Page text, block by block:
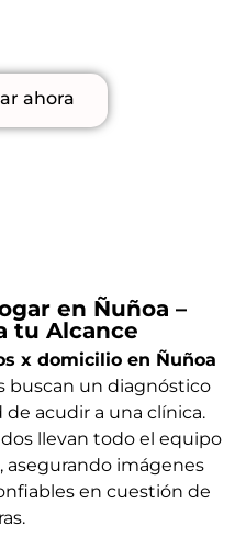
ahora
en Ñuñoa –
tu Alcance
x domicilio en Ñuñoa
buscan un diagnóstico
acudir a una clínica.
llevan todo el equipo
asegurando imágenes
en cuestión de